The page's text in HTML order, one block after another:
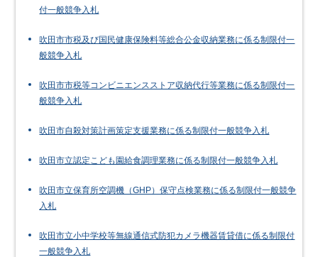
付一般競争入札
吹田市市税及び国民健康保険料等総合公金収納業務に係る制限付一
般競争入札
吹田市市税等コンビニエンスストア収納代行等業務に係る制限付一
般競争入札
吹田市自殺対策計画策定支援業務に係る制限付一般競争入札
吹田市立認定こども園給食調理業務に係る制限付一般競争入札
吹田市立保育所空調機（GHP）保守点検業務に係る制限付一般競争
入札
吹田市立小中学校等無線通信式防犯カメラ機器賃貸借に係る制限付
一般競争入札